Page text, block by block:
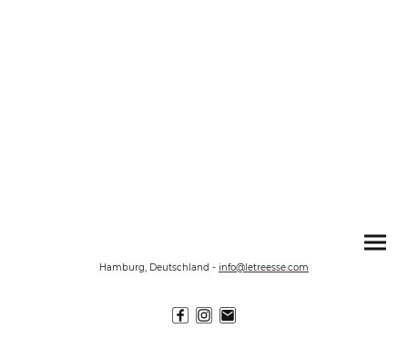
Hamburg, Deutschland - info@letreesse.com